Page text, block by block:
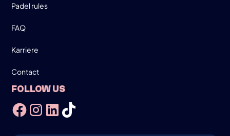
Padel rules
FAQ
Karriere
Contact
FOLLOW US